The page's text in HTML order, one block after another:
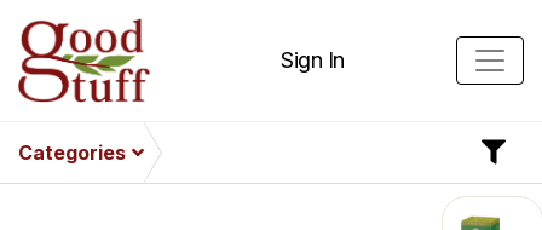
Sign In
Categories